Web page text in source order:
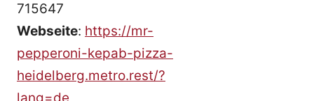
715647
Webseite: https://mr-
pepperoni-kepab-pizza-
heidelberg.metro.rest/?